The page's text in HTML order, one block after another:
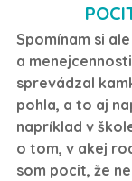
Spomínam si
a
sprevádzal
pohla, a to aj
napríklad v
o tom, v akej
som pocit, že